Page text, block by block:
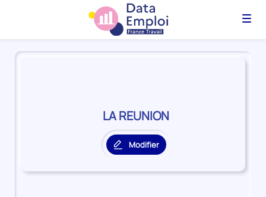
Menu
Panorama
LA REUNION
Modifier
le
principal